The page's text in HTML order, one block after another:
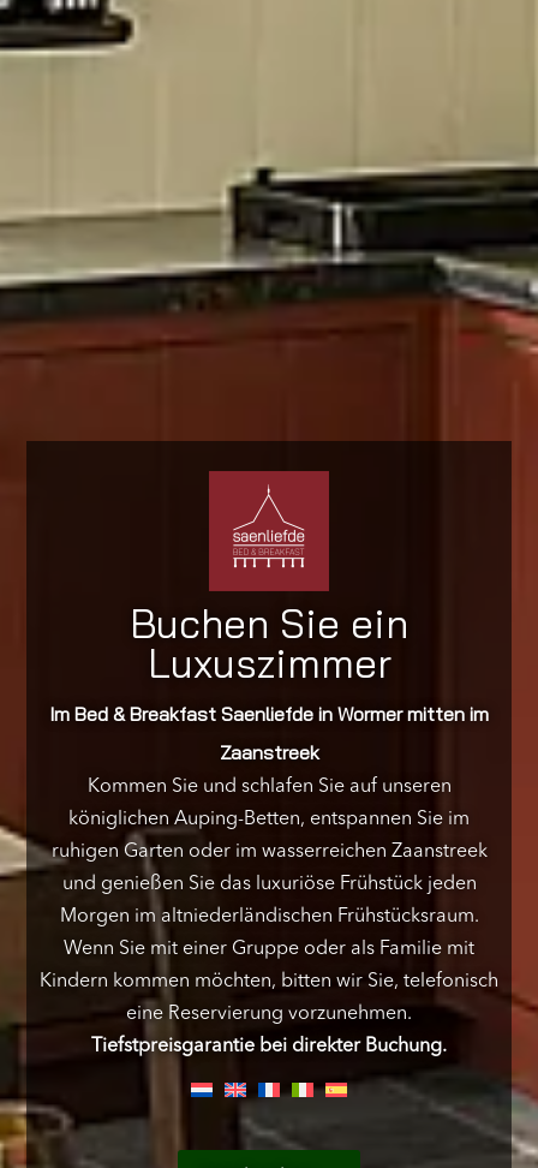
Buchen Sie ein
Luxuszimmer
Im Bed & Breakfast Saenliefde in Wormer mitten im
Zaanstreek
Kommen Sie und schlafen Sie auf unseren
königlichen Auping-Betten, entspannen Sie im
ruhigen Garten oder im wasserreichen Zaanstreek
und genießen Siedas luxuriöse Frühstück jeden
Morgen im altniederländischen Frühstücksraum.
Wenn Sie mit einer Gruppe oder als Familie mit
Kindern kommen möchten, bitten wir Sie, telefonisch
eine Reservierung vorzunehmen.
Tiefstpreisgarantie bei direkter Buchung.